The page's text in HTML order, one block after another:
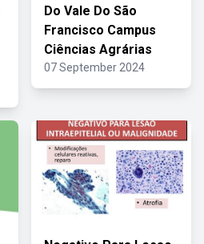
Do Vale Do São
Francisco Campus
Ciências Agrárias
07 September 2024